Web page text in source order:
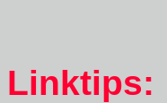
Linktips: